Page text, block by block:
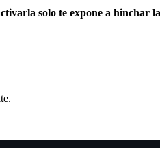
solo te expone a hinchar